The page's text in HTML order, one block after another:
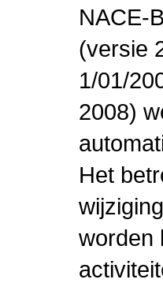
NACE-
(versie
1/01/
2008)
Het
worden